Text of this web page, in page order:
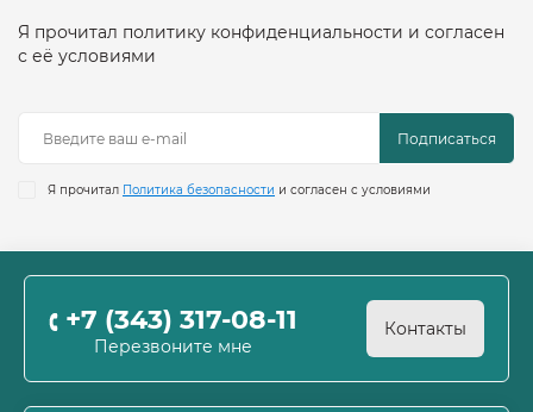
Я прочитал политику конфиденциальности и согласен
с её условиями
Подписаться
Я прочитал Политика безопасности и согласен с условиями
+7 (343) 317-08-11
Перезвоните мне
Контакты